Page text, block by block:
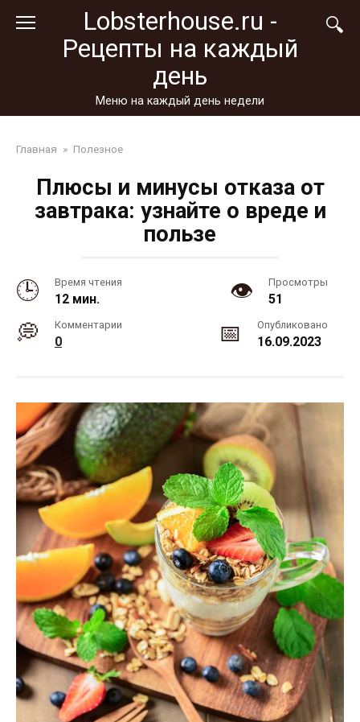
Lobsterhouse.ru -
Рецепты на каждый
день
Меню на каждый день недели
Главная » Полезное
Плюсы и минусы отказа от
завтрака: узнайте о вреде и
пользе
Время чтения
12 мин.
Просмотры
51
Комментарии
0
Опубликовано
16.09.2023